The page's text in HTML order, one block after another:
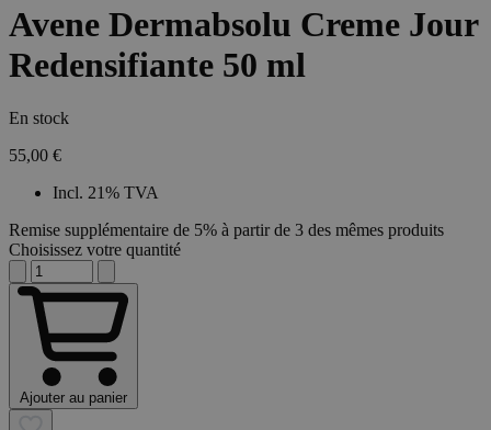
Avene Dermabsolu Creme Jour
Redensifiante 50 ml
En stock
55,00 €
Incl. 21% TVA
Remise supplémentaire de 5% à partir de 3 des mêmes produits
Choisissez votre quantité
Ajouter au panier